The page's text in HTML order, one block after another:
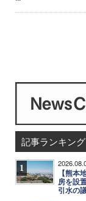
記事ランキング
1
【熊本
房を設
引水の